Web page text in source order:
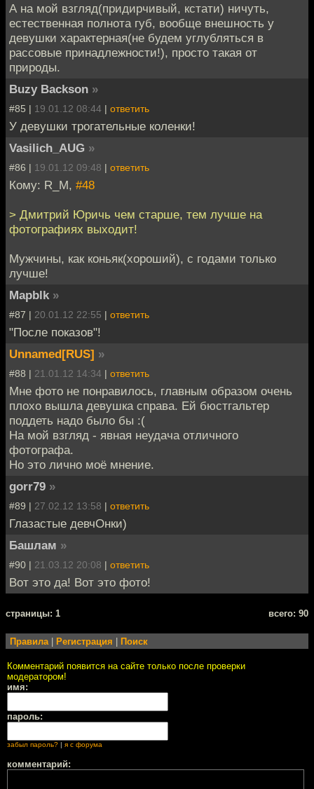
А на мой взгляд(придирчивый, кстати) ничуть,
естественная полнота губ, вообще внешность у
девушки характерная(не будем углубляться в
рассовые принадлежности!), просто такая от
природы.
Buzy Backson »
#85 | 19.01.12 08:44 | ответить
У девушки трогательные коленки!
Vasilich_AUG »
#86 | 19.01.12 09:48 | ответить
Кому: R_M, #48
> Дмитрий Юричь чем старше, тем лучше на
фотографиях выходит!
Мужчины, как коньяк(хороший), с годами только
лучше!
Mapblk »
#87 | 20.01.12 22:55 | ответить
"После показов"!
Unnamed[RUS] »
#88 | 21.01.12 14:34 | ответить
Мне фото не понравилось, главным образом очень
плохо вышла девушка справа. Ей бюстгальтер
поддеть надо было бы :(
На мой взгляд - явная неудача отличного
фотографа.
Но это лично моё мнение.
gorr79 »
#89 | 27.02.12 13:58 | ответить
Глазастые девчОнки)
Башлам »
#90 | 21.03.12 20:08 | ответить
Вот это да! Вот это фото!
cтраницы: 1 всего: 90
Правила Регистрация Поиск
Комментарий появится на сайте только после проверки
модератором!
имя:
пароль:
забыл пароль? | я с форума
комментарий: